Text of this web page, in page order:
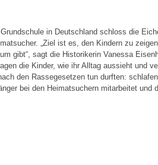
in Deutschland schloss die
„Ziel ist es, den Kindern zu
gibt“, sagt die Historikerin Vanessa
die Kinder, wie ihr Alltag aussieht und
den Rassegesetzen tun durften:
bei den Heimatsuchern mitarbeitet und